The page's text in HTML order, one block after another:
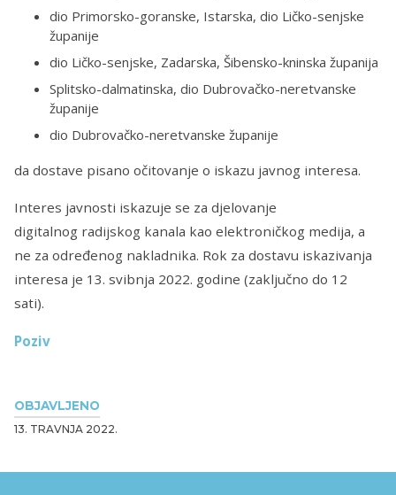
OBJAVLJENO
13. TRAVNJA 2022.
dio Primorsko-goranske, Istarska, dio Ličko-senjske
županije
dio Ličko-senjske, Zadarska, Šibensko-kninska županija
Splitsko-dalmatinska, dio Dubrovačko-neretvanske
županije
dio Dubrovačko-neretvanske županije
da dostave pisano očitovanje o iskazu javnog interesa.
Interes javnosti iskazuje se za djelovanje
digitalnog radijskog kanala kao elektroničkog medija, a
ne za određenog nakladnika. Rok za dostavu iskazivanja
interesa je 13. svibnja 2022. godine (zaključno do 12
sati).
Poziv